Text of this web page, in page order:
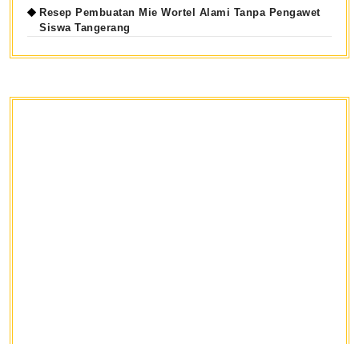
Resep Pembuatan Mie Wortel Alami Tanpa Pengawet
Siswa Tangerang